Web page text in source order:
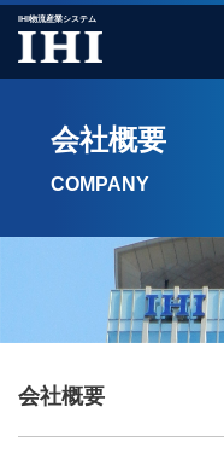
会社概要
COMPANY
会社概要
IHI物流産業システム